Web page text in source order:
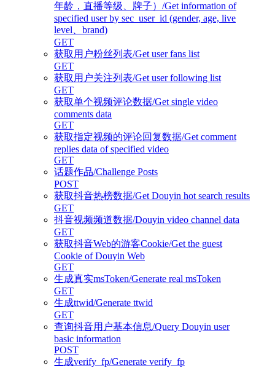
年龄，直播等级、牌子）/Get information of
specified user by sec_user_id (gender, age, live
level、brand)
GET
获取用户粉丝列表/Get user fans list
GET
获取用户关注列表/Get user following list
GET
获取单个视频评论数据/Get single video
comments data
GET
获取指定视频的评论回复数据/Get comment
replies data of specified video
GET
话题作品/Challenge Posts
POST
获取抖音热榜数据/Get Douyin hot search results
GET
抖音视频频道数据/Douyin video channel data
GET
获取抖音Web的游客Cookie/Get the guest
Cookie of Douyin Web
GET
生成真实msToken/Generate real msToken
GET
生成ttwid/Generate ttwid
GET
查询抖音用户基本信息/Query Douyin user
basic information
POST
生成verify_fp/Generate verify_fp